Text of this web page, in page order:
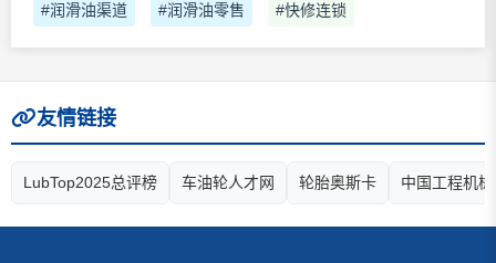
#润滑油渠道 #润滑油零售 #快修连锁
友情链接
LubTop2025总评榜 车油轮人才网 轮胎奥斯卡 中国工程机